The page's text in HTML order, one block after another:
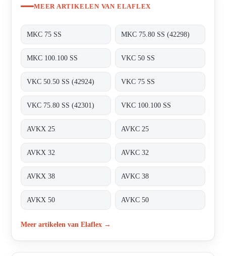
MEER ARTIKELEN VAN ELAFLEX
MKC 75 SS MKC 75.80 SS (42298)
MKC 100.100 SS VKC 50 SS
VKC 50.50 SS (42924) VKC 75 SS
VKC 75.80 SS (42301) VKC 100.100 SS
AVKX 25 AVKC 25
AVKX 32 AVKC 32
AVKX 38 AVKC 38
AVKX 50 AVKC 50
Meer artikelen van Elaflex →